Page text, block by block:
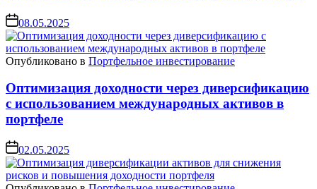
08.05.2025
Опубликовано в Портфельное инвестирование
Оптимизация доходности через диверсификацию
с использованием международных активов в
портфеле
02.05.2025